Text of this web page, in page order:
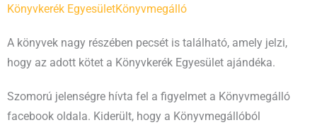
Könyvkerék EgyesületKönyvmegálló
A könyvek nagy részében pecsét is található, amely jelzi,
hogy az adott kötet a Könyvkerék Egyesület ajándéka.
Szomorú jelenségre hívta fel a figyelmet a Könyvmegálló
facebook oldala. Kiderült, hogy a Könyvmegállóból